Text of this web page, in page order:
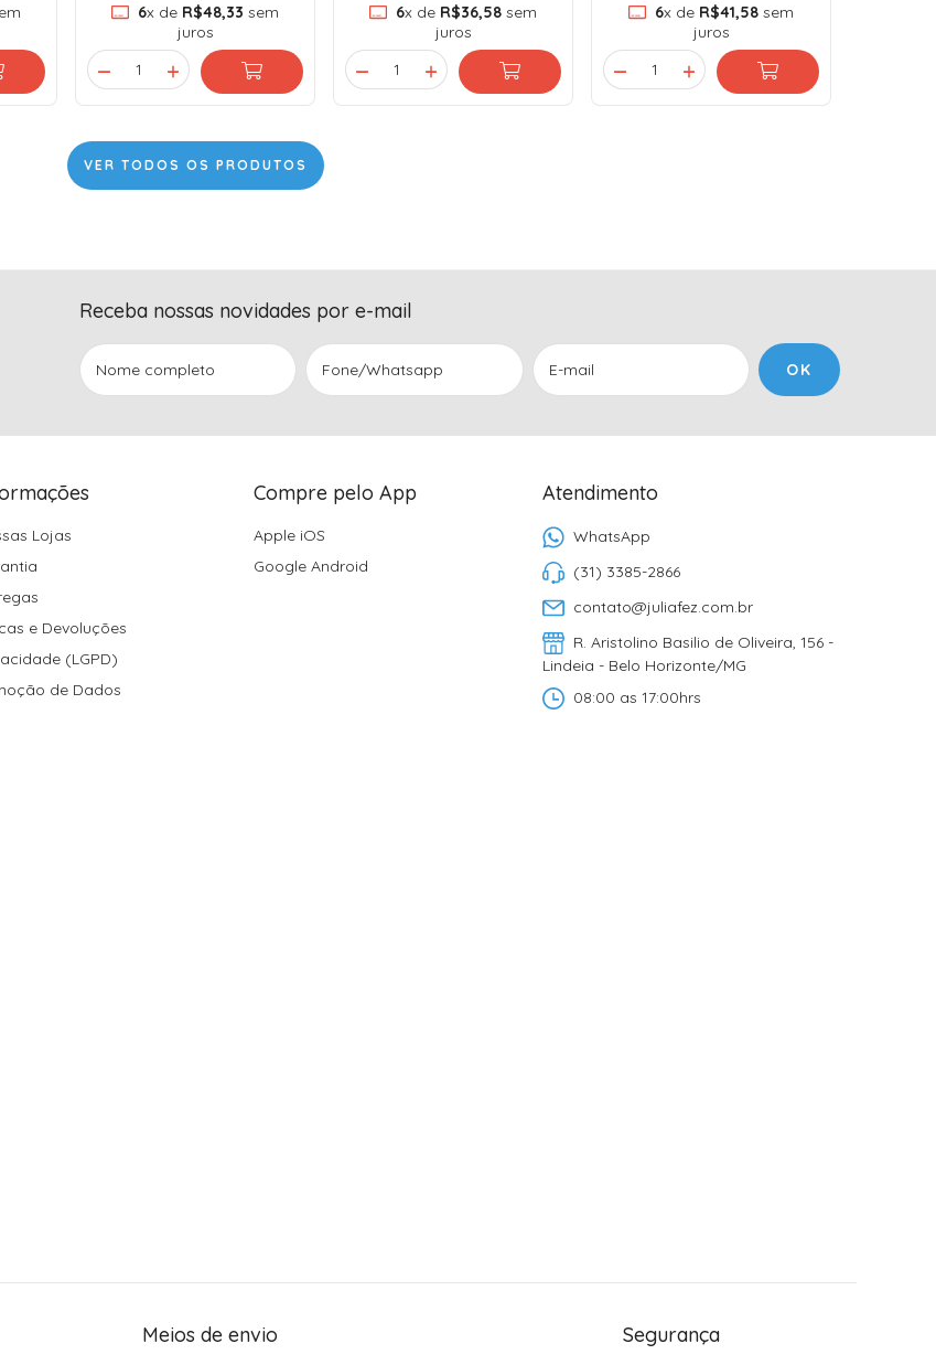
6x de R$48,33 sem
juros
6x de R$36,58sem
juros
6x de R$41,58sem
juros
VER TODOS OS PRODUTOS
Receba nossas novidades por e-mail
Lojas
e Devoluções
(LGPD)
de Dados
Compre pelo App
Apple iOS
Google Android
Atendimento
WhatsApp
(31) 3385-2866
contato@juliafez.com.br
R. Aristolino Basilio de Oliveira, 156 -
Lindeia - Belo Horizonte/MG
08:00 as 17:00hrs
Meios de envio Segurança